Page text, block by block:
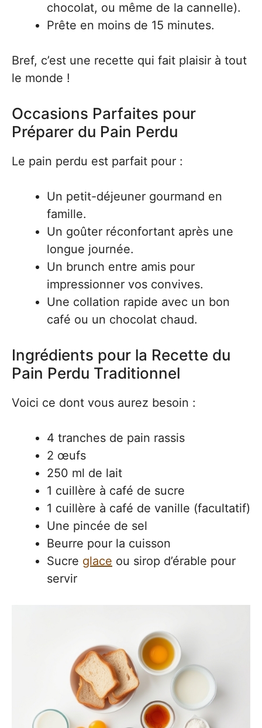
chocolat, ou même de la cannelle).
Prête en moins de 15 minutes.
Bref, c’est une recette qui fait plaisir à tout
le monde !
Occasions Parfaites pour
Préparer du Pain Perdu
Le pain perdu est parfait pour :
Un petit-déjeuner gourmand en
famille.
Un goûter réconfortant après une
longue journée.
Un brunch entre amis pour
impressionner vos convives.
Une collation rapide avec un bon
café ou un chocolat chaud.
Ingrédients pour la Recette du
Pain Perdu Traditionnel
Voici ce dont vous aurez besoin :
4 tranches de pain rassis
2 œufs
250 ml de lait
1 cuillère à café de sucre
1 cuillère à café de vanille (facultatif)
Une pincée de sel
Beurre pour la cuisson
Sucre glace ou sirop d’érable pour
servir